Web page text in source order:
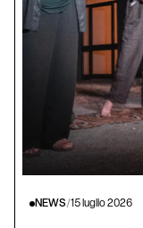
NEWS/15 luglio 2026